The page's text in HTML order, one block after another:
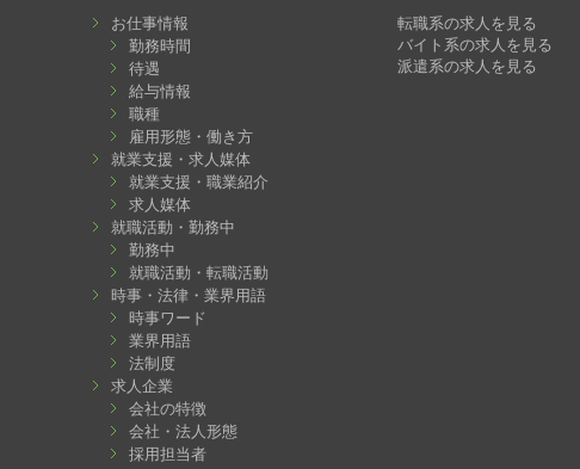
お仕事情報
勤務時間
待遇
給与情報
職種
雇用形態・働き方
就業支援・求人媒体
就業支援・職業紹介
求人媒体
就職活動・勤務中
勤務中
就職活動・転職活動
時事・法律・業界用語
時事ワード
業界用語
法制度
求人企業
会社の特徴
会社・法人形態
採用担当者
転職系の求人を見る
バイト系の求人を見る
派遣系の求人を見る